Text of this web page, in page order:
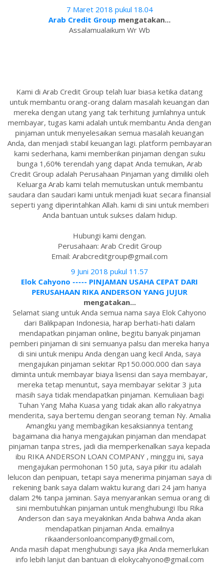
7 Maret 2018 pukul 18.04
Arab Credit Group mengatakan...
Assalamualaikum Wr Wb
Kami di Arab Credit Group telah luar biasa ketika datang
untuk membantu orang-orang dalam masalah keuangan dan
mereka dengan utang yang tak terhitung jumlahnya untuk
membayar, tugas kami adalah untuk membantu Anda dengan
pinjaman untuk menyelesaikan semua masalah keuangan
Anda, dan menjadi stabil keuangan lagi. platform pembayaran
kami sederhana, kami memberikan pinjaman dengan suku
bunga 1,60% terendah yang dapat Anda temukan, Arab
Credit Group adalah Perusahaan Pinjaman yang dimiliki oleh
Keluarga Arab kami telah memutuskan untuk membantu
saudara dan saudari kami untuk menjadi kuat secara finansial
seperti yang diperintahkan Allah. kami di sini untuk memberi
Anda bantuan untuk sukses dalam hidup.
Hubungi kami dengan.
Perusahaan: Arab Credit Group
Email: Arabcreditgroup@gmail.com
9 Juni 2018 pukul 11.57
Elok Cahyono ----- PINJAMAN USAHA CEPAT DARI
PERUSAHAAN RIKA ANDERSON YANG JUJUR
mengatakan...
Selamat siang untuk Anda semua nama saya Elok Cahyono
dari Balikpapan Indonesia, harap berhati-hati dalam
mendapatkan pinjaman online, begitu banyak pinjaman
pemberi pinjaman di sini semuanya palsu dan mereka hanya
di sini untuk menipu Anda dengan uang kecil Anda, saya
mengajukan pinjaman sekitar Rp150.000.000 dan saya
diminta untuk membayar biaya lisensi dan saya membayar,
mereka tetap menuntut, saya membayar sekitar 3 juta
masih saya tidak mendapatkan pinjaman. Kemuliaan bagi
Tuhan Yang Maha Kuasa yang tidak akan allo rakyatnya
menderita, saya bertemu dengan seorang teman Ny. Amalia
Amangku yang membagikan kesaksiannya tentang
bagaimana dia hanya mengajukan pinjaman dan mendapat
pinjaman tanpa stres, jadi dia memperkenalkan saya kepada
ibu RIKA ANDERSON LOAN COMPANY , minggu ini, saya
mengajukan permohonan 150 juta, saya pikir itu adalah
lelucon dan penipuan, tetapi saya menerima pinjaman saya di
rekening bank saya dalam waktu kurang dari 24 jam hanya
dalam 2% tanpa jaminan. Saya menyarankan semua orang di
sini membutuhkan pinjaman untuk menghubungi Ibu Rika
Anderson dan saya meyakinkan Anda bahwa Anda akan
mendapatkan pinjaman Anda. emailnya
rikaandersonloancompany@gmail.com,
Anda masih dapat menghubungi saya jika Anda memerlukan
info lebih lanjut dan bantuan di elokycahyono@gmail.com